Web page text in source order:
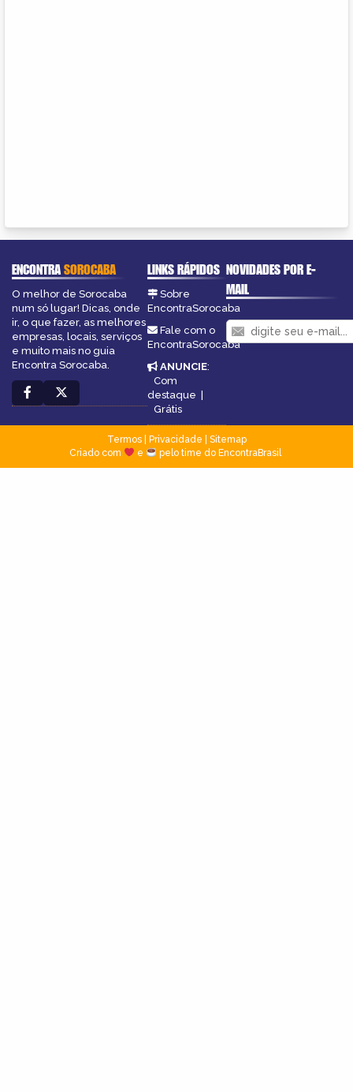
ENCONTRASOROCABA
O melhor de Sorocaba
num só lugar! Dicas, onde
ir, o que fazer, as melhores
empresas, locais, serviços
e muito mais no guia
Encontra Sorocaba.
LINKS RÁPIDOS
Sobre
EncontraSorocaba
Fale com o
EncontraSorocaba
ANUNCIE:
Com
destaque |
Grátis
NOVIDADES POR E-
MAIL
Termos| Privacidade
Sitemap
Criado com
e pelo time do EncontraBrasil